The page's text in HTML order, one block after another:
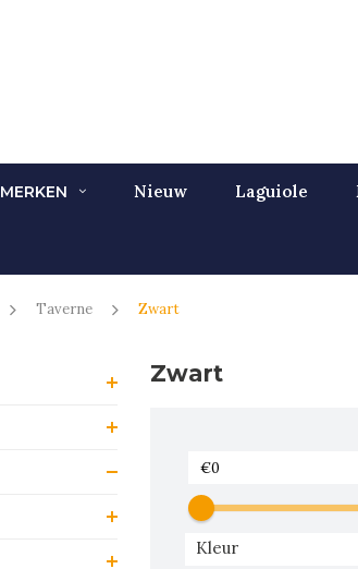
MERKEN Nieuw Laguiole
Taverne Zwart
Zwart
Kleur